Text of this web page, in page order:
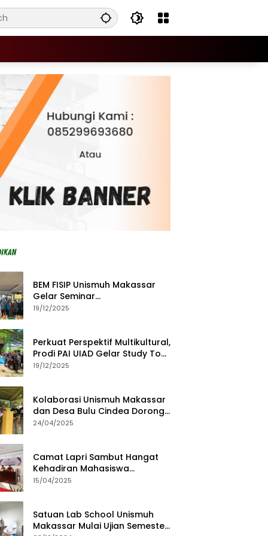
BEM FISIP Unismuh Makassar
Gelar Seminar
Keperempuanan, Bahas
19/12/2025
Perkuat Perspektif Multikultural,
Prodi PAI UIAD Gelar Study Tour
ke Kajang
19/12/2025
Kolaborasi Unismuh Makassar
dan Desa Bulu Cindea Dorong
Sentra Garam Industri
24/04/2025
Camat Lapri Sambut Hangat
Kehadiran Mahasiswa
PoltekMu
15/04/2025
Satuan Lab School Unismuh
Makassar Mulai Ujian Semester,